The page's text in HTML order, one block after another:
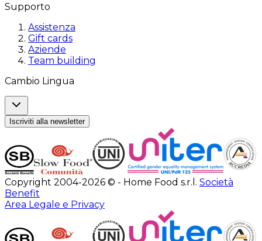
Supporto
Assistenza
Gift cards
Aziende
Team building
Cambio Lingua
Iscriviti alla newsletter
Copyright 2004-2026 © - Home Food s.r.l. Società
Benefit
Area Legale e Privacy